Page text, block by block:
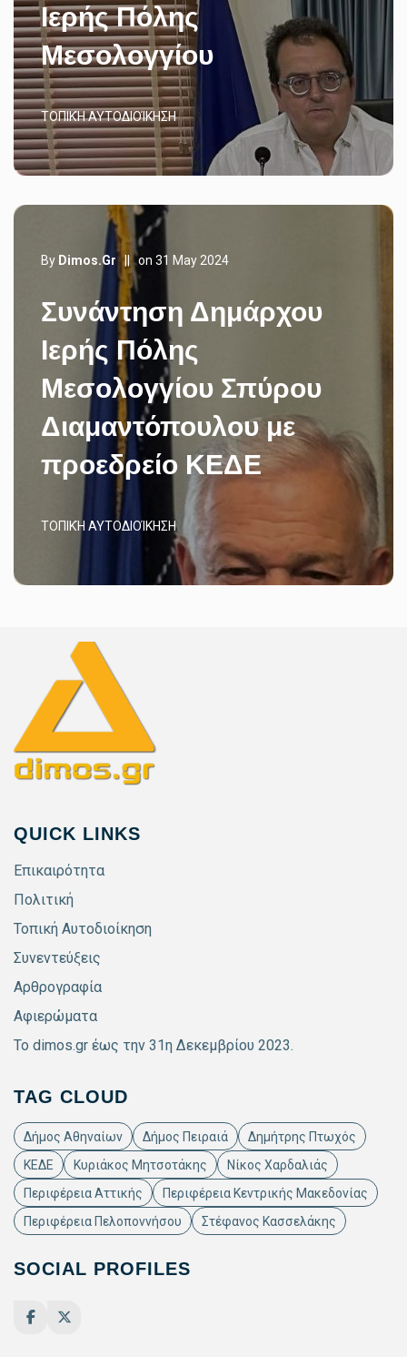
Ιερής Πόλης
Μεσολογγίου
ΤΟΠΙΚΉ ΑΥΤΟΔΙΟΊΚΗΣΗ
By Dimos.gr ||on 31 May 2024
Συνάντηση Δημάρχου
Ιερής Πόλης
Μεσολογγίου Σπύρου
Διαμαντόπουλου με
προεδρείο ΚΕΔΕ
ΤΟΠΙΚΉ ΑΥΤΟΔΙΟΊΚΗΣΗ
QUICK LINKS
Επικαιρότητα
Πολιτική
Τοπική Αυτοδιοίκηση
Συνεντεύξεις
Αρθρογραφία
Αφιερώματα
Το dimos.gr έως την 31η Δεκεμβρίου 2023.
TAG CLOUD
Δήμος Αθηναίων Δήμος Πειραιά
Δημήτρης Πτωχός
ΚΕΔΕ
Κυριάκος Μητσοτάκης
Νίκος Χαρδαλιάς
Περιφέρεια Αττικής
Περιφέρεια Κεντρικής Μακεδονίας
Περιφέρεια Πελοποννήσου
Στέφανος Κασσελάκης
SOCIAL PROFILES